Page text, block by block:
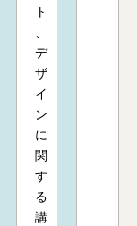
ト
デ
ザ
イ
ン
に
関
す
る
講